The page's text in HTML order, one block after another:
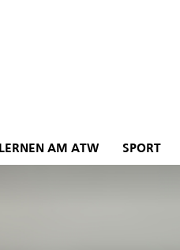
LERNEN AM ATW SPORT